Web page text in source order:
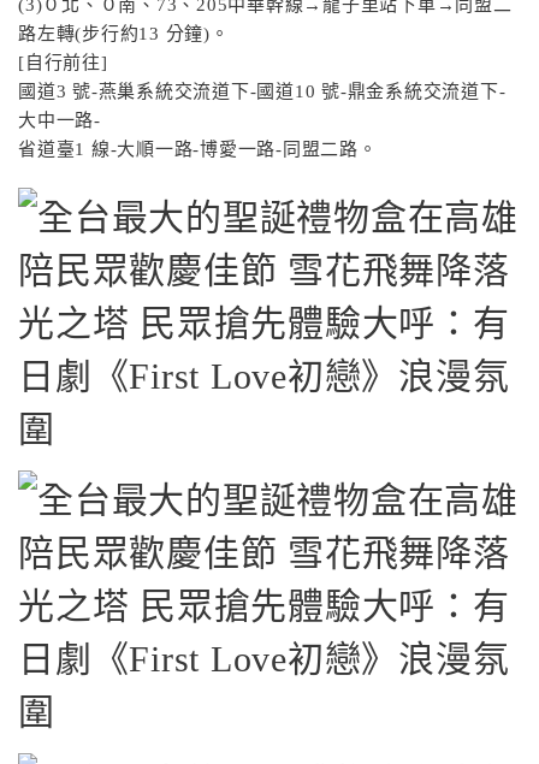
(3)０北、０南、73、205中華幹線→龍子里站下車→同盟二
路左轉(步行約13 分鐘)。
[自行前往]
國道3 號-燕巢系統交流道下-國道10 號-鼎金系統交流道下-
大中一路-
省道臺1 線-大順一路-博愛一路-同盟二路。